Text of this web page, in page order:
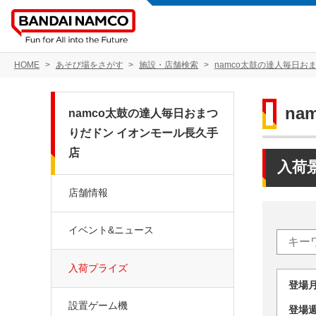
HOME あそび場をさがす 施設・店舗検索 namco太鼓の達人毎日お
入荷
登
登
namco太鼓の達人毎日おまつ
りだドン イオンモール長久手
店
店舗情報
イベント&ニュース
入荷プライズ
設置ゲーム機